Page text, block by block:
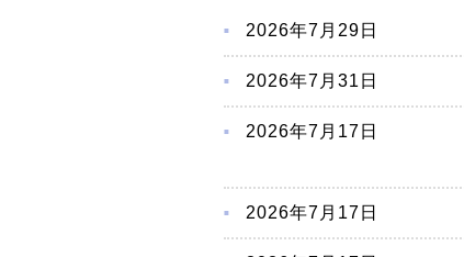
2026年7月29日
2026年7月31日
2026年7月17日
2026年7月17日